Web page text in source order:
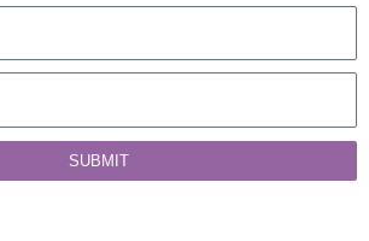
SUBMIT